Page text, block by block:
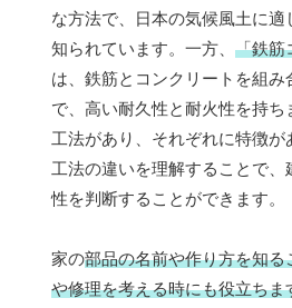
な方法で、日本の気候風土に適
知られています。一方、 「鉄筋
は、鉄筋とコンクリートを組み
で、高い耐久性と耐火性を持ち
工法があり、それぞれに特徴
工法の違いを理解することで、
性を判断することができます。
家の部品の名前や作り方を知る
や修理を考える時にも役立ちま